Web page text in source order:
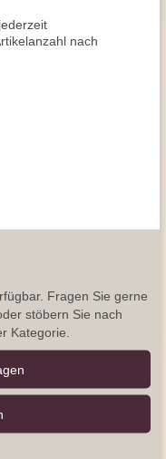
nach
Fragen Sie gerne
stöbern Sie nach
Kategorie.